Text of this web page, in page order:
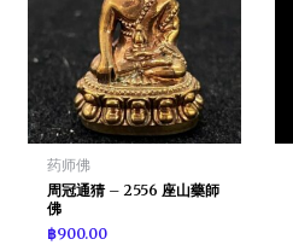
药师佛
周冠通猜 – 2556 座山藥師
佛
฿900.00